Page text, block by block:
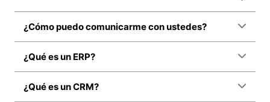
¿Cómo puedo comunicarme con ustedes?
¿Qué es un ERP?
¿Qué es un CRM?